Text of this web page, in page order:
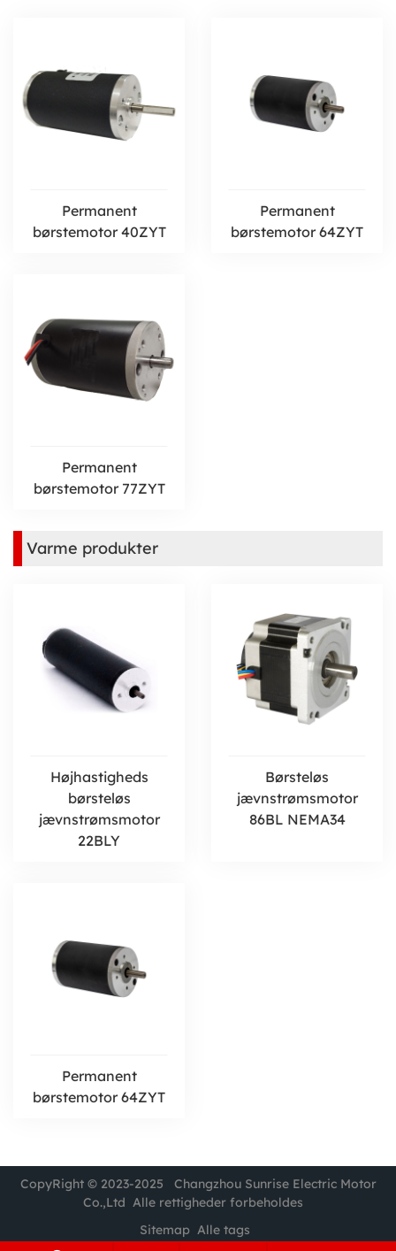
Permanent
børstemotor 40ZYT
Permanent
børstemotor 64ZYT
Permanent
børstemotor 77ZYT
Varme produkter
Højhastigheds
børsteløs
jævnstrømsmotor
22BLY
Børsteløs
jævnstrømsmotor
86BL NEMA34
Permanent
børstemotor 64ZYT
CopyRight © 2023-2025 Changzhou Sunrise Electric Motor
Co.,Ltd Alle rettigheder forbeholdes
Sitemap Alle tags